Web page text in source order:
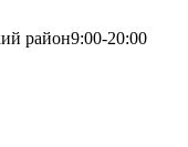
район9:00-20:00